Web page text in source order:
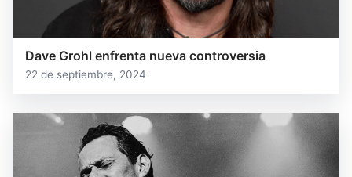
Dave Grohl enfrenta nueva controversia
22 de septiembre, 2024